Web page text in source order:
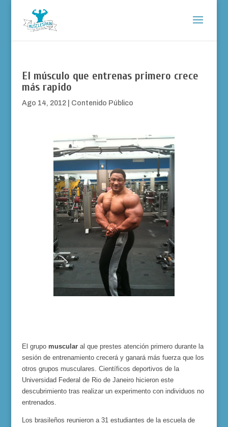
El músculo que entrenas primero crece
más rapido
Ago 14, 2012| Contenido Público
El grupo muscular al que prestes atención primero durante la
sesión de entrenamiento crecerá y ganará más fuerza que los
otros grupos musculares. Científicos deportivos de la
Universidad Federal de Rio de Janeiro hicieron este
descubrimiento tras realizar un experimento con individuos no
entrenados.
Los brasileños reunieron a 31 estudiantes de la escuela de